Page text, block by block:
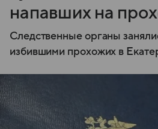
напавших на
Следственные органы
избившими прохожих в